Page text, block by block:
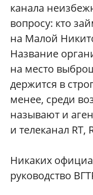
канала
вопросу: кто
на Малой
Название
на место
держится в
менее, среди
называют и
и телеканал RT,
Никаких
руководство